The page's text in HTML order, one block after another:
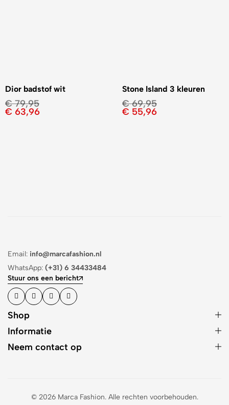
Dior badstof wit
€79,95
€ 63,96
Stone Island 3 kleuren
€69,95
€ 55,96
Email: info@marcafashion.nl
WhatsApp: (+31) 6 34433484
Stuur ons een bericht
Shop
Informatie
Neem contact op
© 2026 Marca Fashion. Alle rechten voorbehouden.